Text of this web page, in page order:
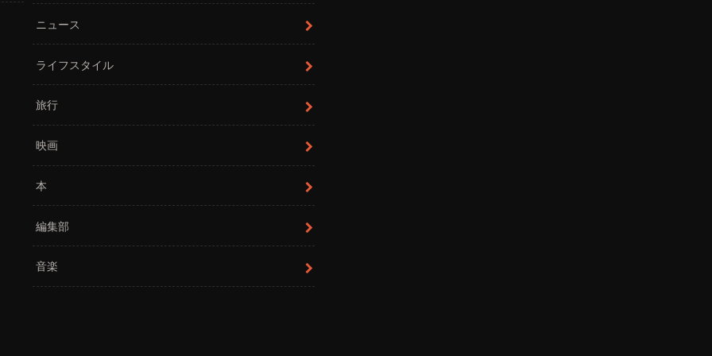
ニュース
ライフスタイル
旅行
映画
本
編集部
音楽